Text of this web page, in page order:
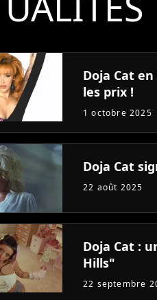
Doja Cat
les prix !
1 octobre 2025
Doja Cat
22 août 2025
Doja Cat :
Hills"
22 septembre